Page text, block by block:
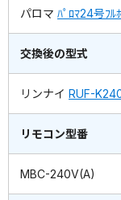
パロマ ﾊﾟﾛﾏ24号ﾌﾙ
交換後の型式
リンナイ RUF-
リモコン型番
MBC-240V(A)